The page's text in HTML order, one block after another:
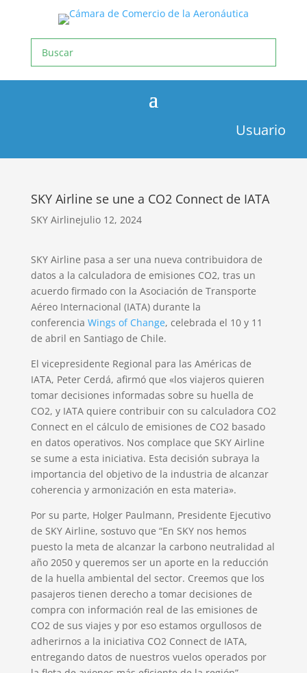
Usuario
SKY Airline se une a CO2 Connect de IATA
SKY Airlinejulio 12, 2024
SKY Airline pasa a ser una nueva contribuidora de
datos a la calculadora de emisiones CO2, tras un
acuerdo firmado con la Asociación de Transporte
Aéreo Internacional (IATA) durante la
conferencia Wings of Change, celebrada el 10 y 11
de abril en Santiago de Chile.
El vicepresidente Regional para las Américas de
IATA, Peter Cerdá, afirmó que «los viajeros quieren
tomar decisiones informadas sobre su huella de
CO2, y IATA quiere contribuir con su calculadora CO2
Connect en el cálculo de emisiones de CO2 basado
en datos operativos. Nos complace que SKY Airline
se sume a esta iniciativa. Esta decisión subraya la
importancia del objetivo de la industria de alcanzar
coherencia y armonización en esta materia».
Por su parte, Holger Paulmann, Presidente Ejecutivo
de SKY Airline, sostuvo que “En SKY nos hemos
puesto la meta de alcanzar la carbono neutralidad al
año 2050 y queremos ser un aporte en la reducción
de la huella ambiental del sector. Creemos que los
pasajeros tienen derecho a tomar decisiones de
compra con información real de las emisiones de
CO2 de sus viajes y por eso estamos orgullosos de
adherirnos a la iniciativa CO2 Connect de IATA,
entregando datos de nuestros vuelos operados por